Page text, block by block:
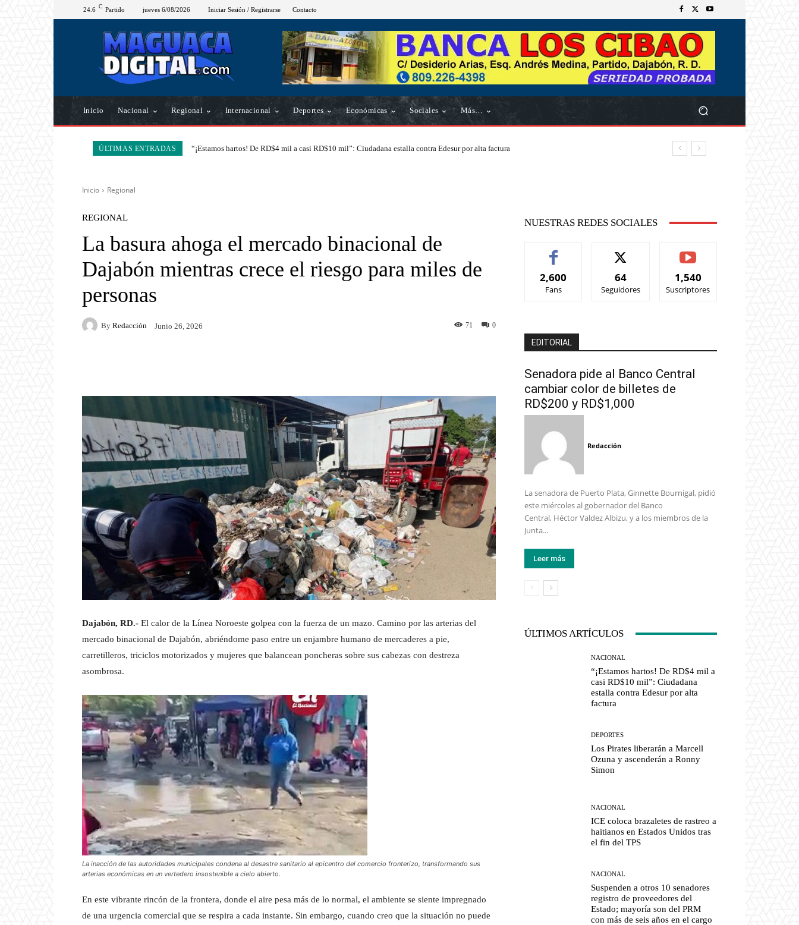
24.6 C Partido jueves 6/08/2026 Iniciar Sesión / Registrarse Contacto
Inicio Nacional Regional Internacional Deportes Económicas Sociales Más…
ÚLTIMAS ENTRADAS “¡Estamos hartos! De RD$4 mil a casi RD$10 mil”: Ciudadana estalla contra Edesur por alta factura
Inicio Regional
REGIONAL
La basura ahoga el mercado binacional de
Dajabón mientras crece el riesgo para miles de
personas
By Redacción Junio 26, 2026 0
71
Dajabón, RD.- El calor de la Línea Noroeste golpea con la fuerza de un mazo. Camino por las arterias del
mercado binacional de Dajabón, abriéndome paso entre un enjambre humano de mercaderes a pie,
carretilleros, triciclos motorizados y mujeres que balancean poncheras sobre sus cabezas con destreza
asombrosa.
La inacción de las autoridades municipales condena al desastre sanitario al epicentro del comercio fronterizo, transformando sus
arterias económicas en un vertedero insostenible a cielo abierto.
En este vibrante rincón de la frontera, donde el aire pesa más de lo normal, el ambiente se siente impregnado
de una urgencia comercial que se respira a cada instante. Sin embargo, cuando creo que la situación no puede
NUESTRAS REDES SOCIALES
2,600
Fans
64
Seguidores
1,540
Suscriptores
EDITORIAL
Senadora pide al Banco Central
cambiar color de billetes de
RD$200 y RD$1,000
Redacción
La senadora de Puerto Plata, Ginnette Bournigal, pidió
este miércoles al gobernador del Banco
Central, Héctor Valdez Albizu, y a los miembros de la
Junta...
Leer más
ÚLTIMOS ARTÍCULOS
NACIONAL
“¡Estamos hartos! De RD$4 mil a
casi RD$10 mil”: Ciudadana
estalla contra Edesur por alta
factura
DEPORTES
Los Pirates liberarán a Marcell
Ozuna y ascenderán a Ronny
Simon
NACIONAL
ICE coloca brazaletes de rastreo a
haitianos en Estados Unidos tras
el fin del TPS
NACIONAL
Suspenden a otros 10 senadores
registro de proveedores del
Estado; mayoría son del PRM
con más de seis años en el cargo